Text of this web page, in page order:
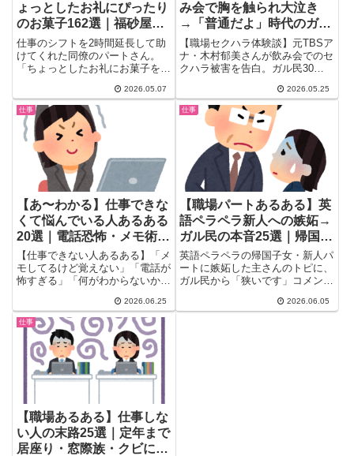
ょっとしたお礼にぴったり
のお菓子162選｜福砂屋・
ヨックモック・シャトレー
ゼ…ガル民の正解
仕事のシフトを2時間延長して助
けてくれた同僚のパートさん。
「ちょっとしたお礼にお菓子を」
2026.05.07
み会で胸を触られ大泣き
→「普通だよ」時代のガル
民の声30選
【職場セクハラ体験談】元TBSア
ナ・木村郁美さんが飲み会でのセ
クハラ被害を告白。ガル民30〜
ルな被害体験談が続出。当時の
「普通だよ」という周囲の反応、
対処法、令和の変化まで一気にま
2026.05.25
仕事
【あ〜わかる】仕事できな
くて悩んでいる人あるある
20選｜電話恐怖・メモ術・
転職リアル体験談
【仕事できない人あるある】「メ
モしてるけど覚えない」「電話が
怖すぎる」「何がわからないかわ
と転職で変わった体験談まとめ。
同じ悩みを抱えた女性たちのリア
ルな声を一気にチェック。
2026.06.25
仕事
【職場パートあるある】英
語ペラペラ新人への嫉妬→
ガル民の本音25選｜帰国子
女と外国人接客のリアル
英語ペラペラの帰国子女・新人パ
ートに嫉妬した主さんのトピに、
ガル民から「狭いです」コメント
微鏡と縮んでいく大喜利も炸裂。
2026.06.05
仕事
【職場あるある】仕事しな
い人の末路25選｜定年まで
居座り・窓際族・クビにで